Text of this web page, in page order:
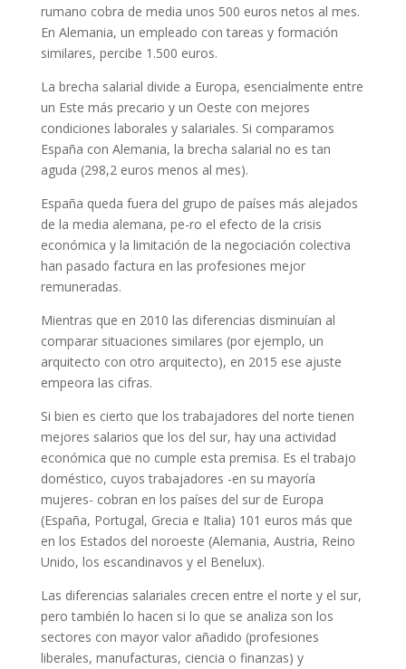
rumano cobra de media unos 500 euros netos al mes.
En Alemania, un empleado con tareas y formación
similares, percibe 1.500 euros.
La brecha salarial divide a Europa, esencialmente entre
un Este más precario y un Oeste con mejores
condiciones laborales y salariales. Si comparamos
España con Alemania, la brecha salarial no es tan
aguda (298,2 euros menos al mes).
España queda fuera del grupo de países más alejados
de la media alemana, pe-ro el efecto de la crisis
económica y la limitación de la negociación colectiva
han pasado factura en las profesiones mejor
remuneradas.
Mientras que en 2010 las diferencias disminuían al
comparar situaciones similares (por ejemplo, un
arquitecto con otro arquitecto), en 2015 ese ajuste
empeora las cifras.
Si bien es cierto que los trabajadores del norte tienen
mejores salarios que los del sur, hay una actividad
económica que no cumple esta premisa. Es el trabajo
doméstico, cuyos trabajadores -en su mayoría
mujeres- cobran en los países del sur de Europa
(España, Portugal, Grecia e Italia) 101 euros más que
en los Estados del noroeste (Alemania, Austria, Reino
Unido, los escandinavos y el Benelux).
Las diferencias salariales crecen entre el norte y el sur,
pero también lo hacen si lo que se analiza son los
sectores con mayor valor añadido (profesiones
liberales, manufacturas, ciencia o finanzas) y